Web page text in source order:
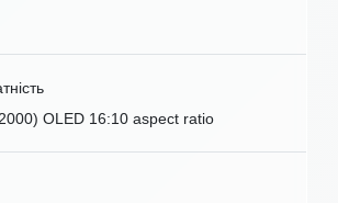
OLED 16:10 aspect ratio